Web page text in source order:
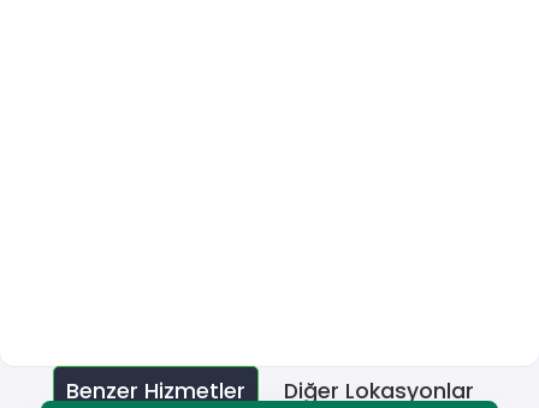
Benzer Hizmetler Diğer Lokasyonlar